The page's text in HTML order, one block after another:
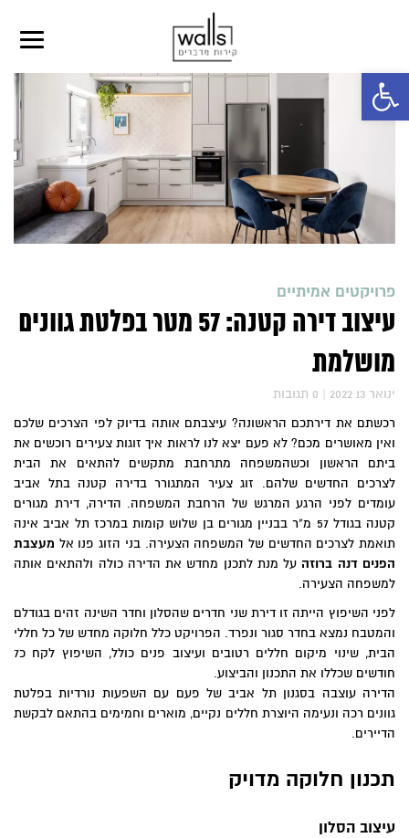
פתח סרגל נגישות
פרויקטים אמיתיים
עיצוב דירה קטנה: 57 מטר בפלטת גוונים
מושלמת
2022 ינואר 13 0 תגובות
רכשתם את דירתכם הראשונה? עיצבתם אותה בדיוק לפי הצרכים שלכם
ואין מאושרים מכם? לא פעם יצא לנו לראות איך זוגות צעירים רוכשים את
ביתם הראשון וכשהמשפחה מתרחבת מתקשים להתאים את הבית
לצרכים החדשים שלהם. זוג צעיר המתגורר בדירה קטנה בתל אביב
עומדים לפני הרגע המרגש של הרחבת המשפחה. הדירה, דירת מגורים
קטנה בגודל 57 מ"ר בבניין מגורים בן שלוש קומות במרכז תל אביב אינה
תואמת לצרכים החדשים של המשפחה הצעירה. בני הזוג פנו אל מעצבת
הפנים דנה ברוזה על מנת לתכנן מחדש את הדירה כולה ולהתאים אותה
למשפחה הצעירה.
לפני השיפוץ הייתה זו דירת שני חדרים שהסלון וחדר השינה זהים בגודלם
והמטבח נמצא בחדר סגור ונפרד. הפרויקט כלל חלוקה מחדש של כל חללי
הבית, שינוי מיקום חללים רטובים ועיצוב פנים כולל, השיפוץ לקח כ7
חודשים שכללו את התכנון והביצוע.
הדירה עוצבה בסגנון תל אביב של פעם עם השפעות נורדיות בפלטת
גוונים רכה ונעימה היוצרת חללים נקיים, מוארים וחמימים בהתאם לבקשת
הדיירים.
תכנון חלוקה מדויק
עיצוב הסלון